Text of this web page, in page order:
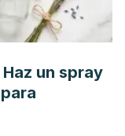
what-should-
high-blood-
un spray